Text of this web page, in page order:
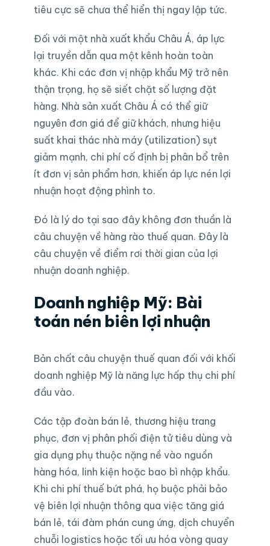
tiêu cực sẽ chưa thể hiển thị ngay lập tức.
Đối với một nhà xuất khẩu Châu Á, áp lực
lại truyền dẫn qua một kênh hoàn toàn
khác. Khi các đơn vị nhập khẩu Mỹ trở nên
thận trọng, họ sẽ siết chặt số lượng đặt
hàng. Nhà sản xuất Châu Á có thể giữ
nguyên đơn giá để giữ khách, nhưng hiệu
suất khai thác nhà máy (utilization) sụt
giảm mạnh, chi phí cố định bị phân bổ trên
ít đơn vị sản phẩm hơn, khiến áp lực nén lợi
nhuận hoạt động phình to.
Đó là lý do tại sao đây không đơn thuần là
câu chuyện về hàng rào thuế quan. Đây là
câu chuyện về điểm rơi thời gian của lợi
nhuận doanh nghiệp.
Doanh nghiệp Mỹ: Bài
toán nén biên lợi nhuận
Bản chất câu chuyện thuế quan đối với khối
doanh nghiệp Mỹ là năng lực hấp thụ chi phí
đầu vào.
Các tập đoàn bán lẻ, thương hiệu trang
phục, đơn vị phân phối điện tử tiêu dùng và
gia dụng phụ thuộc nặng nề vào nguồn
hàng hóa, linh kiện hoặc bao bì nhập khẩu.
Khi chi phí thuế bứt phá, họ buộc phải bảo
vệ biên lợi nhuận thông qua việc tăng giá
bán lẻ, tái đàm phán cung ứng, dịch chuyển
chuỗi logistics hoặc tối ưu hóa vòng quay